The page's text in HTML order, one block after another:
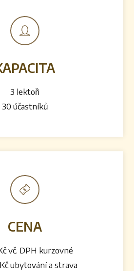
3 lektoři
30 účastníků
CENA
vč. DPH kurzovné
ubytování a strava